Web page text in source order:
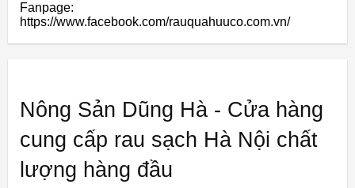
Fanpage:
https://www.facebook.com/rauquahuuco.com.vn/
Nông Sản Dũng Hà - Cửa hàng
cung cấp rau sạch Hà Nội chất
lượng hàng đầu